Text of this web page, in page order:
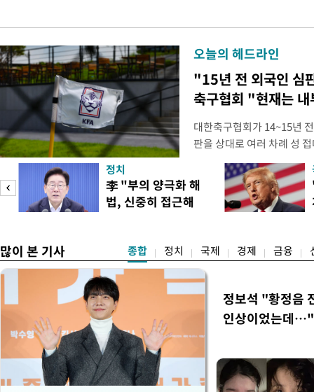
오늘의 헤드라인
"15년 전 외국인 심
축구협회 "현재는
대한축구협회가 14~15년
판을 상대로 여러 차례 성
구계에 따르면 국회의 한
년 국제심판 10여 명에게
축구협회는 외국인 심판과
수십만원에서 많게는 100
정치
李 "부의 양극화 해
법, 신중히 접근해
많이 본 기사 종합 정치 국제 경제 금융
정보석 "황정음
인상이었는데…"